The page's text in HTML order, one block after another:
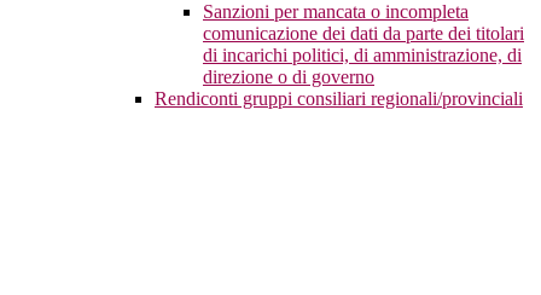
Sanzioni per mancata o incompleta
comunicazione dei dati da parte dei titolari
di incarichi politici, di amministrazione, di
direzione o di governo
Rendiconti gruppi consiliari regionali/provinciali